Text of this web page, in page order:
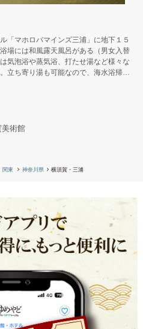
「マホロバマインズ三浦」に地下１５
場には和風露天風呂がある（男女入替
気泡浴や蒸気浴、打たせ湯など様々な
立ち寄り湯も可能なので、海水浴帰り
術館
関東 神奈川県 横須賀・三浦